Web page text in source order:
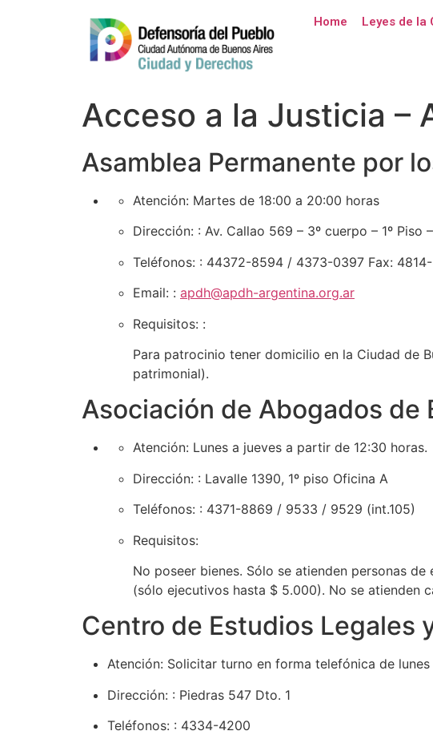
Home Leyes de la
Acceso a la Justicia –
Asamblea Permanente por
Atención: Martes de 18:00 a 20:00 horas
Dirección: : Av. Callao 569 – 3º cuerpo – 1º Piso
Teléfonos: : 44372-8594 / 4373-0397 Fax:
Email: : apdh@apdh-argentina.org.ar
Requisitos: :
Para patrocinio tener domicilio en la Ciudad de
patrimonial).
Asociación de Abogados de
Atención: Lunes a jueves a partir de 12:30 horas.
Dirección: : Lavalle 1390, 1º piso Oficina A
Teléfonos: : 4371-8869 / 9533 / 9529 (int.105)
Requisitos:
No poseer bienes. Sólo se atienden personas
(sólo ejecutivos hasta $ 5.000). No se atienden
Centro de Estudios Legales
Atención: Solicitar turno en forma telefónica de
Dirección: : Piedras 547 Dto. 1
Teléfonos: : 4334-4200